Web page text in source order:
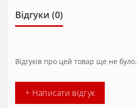
Відгуки (0)
Відгуків про цей товар ще не було.
+ Написати відгук